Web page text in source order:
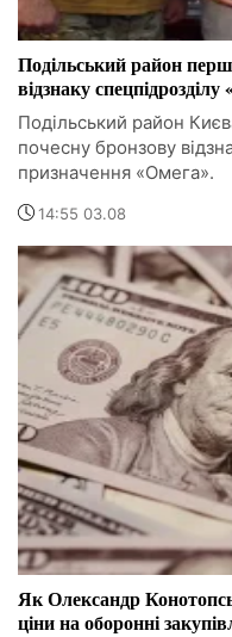
Подільський район
відзнаку
Подільський район
почесну бронзову
призначення «Омега».
14:55 03.08
Як Олександр
ціни на оборонні